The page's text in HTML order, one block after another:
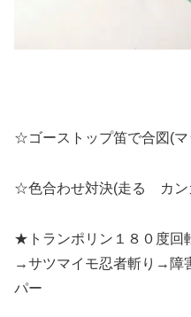
☆ゴーストップ笛で合図(
☆色合わせ対決(走る カン
★トランポリン１８０度回
→サツマイモ忍者斬り→障
パー